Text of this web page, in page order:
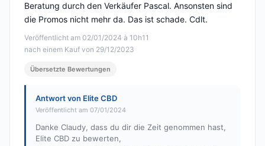
Veröffentlicht am 02/01/2024 à 10h11
nach einem Kauf von 29/12/2023
Beratung durch den Verkäufer Pascal. Ansonsten sind
die Promos nicht mehr da. Das ist schade. Cdlt.
Übersetzte Bewertungen
Antwort von Elite CBD
Veröffentlicht am 07/01/2024
Danke Claudy, dass du dir die Zeit genommen hast,
Elite CBD zu bewerten,